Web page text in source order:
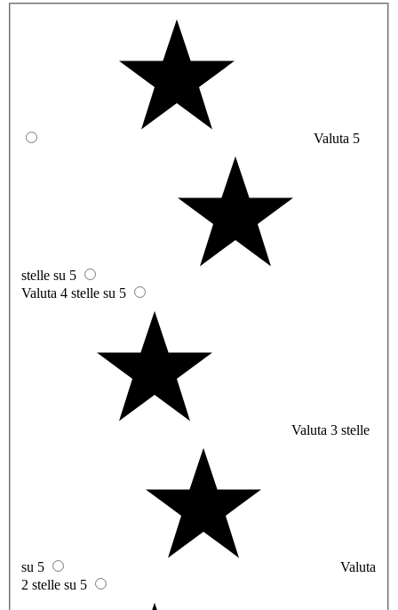
Valuta 5
stelle su 5
Valuta 4 stelle su 5
Valuta 3 stelle
su 5
Valuta
2 stelle su 5